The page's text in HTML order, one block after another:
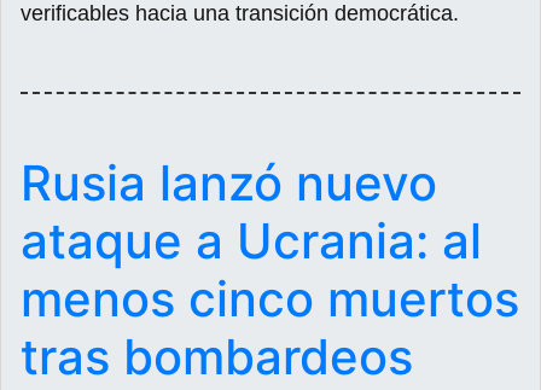
verificables hacia una transición democrática.
Rusia lanzó nuevo
ataque a Ucrania: al
menos cinco muertos
tras bombardeos